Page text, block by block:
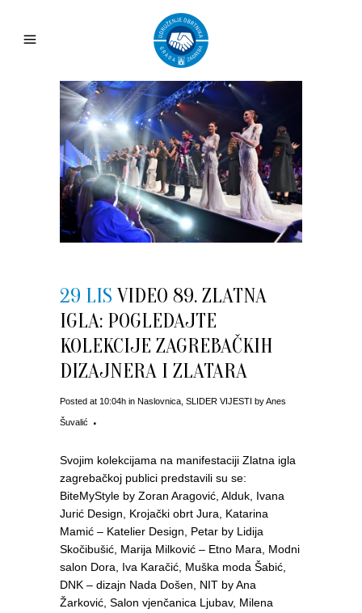
29 LIS VIDEO 89. ZLATNA
IGLA: POGLEDAJTE
KOLEKCIJE ZAGREBAČKIH
DIZAJNERA I ZLATARA
Posted at 10:04h in Naslovnica SLIDER VIJESTI byAnes
Šuvalić
Svojim kolekcijama na manifestaciji Zlatna igla
zagrebačkoj publici predstavili su se:
BiteMyStyle by Zoran Aragović, Alduk, Ivana
Jurić Design, Krojački obrt Jura, Katarina
Mamić – Katelier Design, Petar by Lidija
Skočibušić, Marija Milković – Etno Mara, Modni
salon Dora, Iva Karačić, Muška moda Šabić,
DNK – dizajn Nada Došen, NIT by Ana
Žarković, Salon vjenčanica Ljubav, Milena